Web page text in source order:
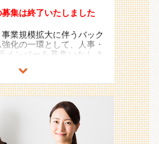
集は終了いたしました
業規模拡大に伴うバック
化の一環として、人事・
メンバーを募集いたしま
事職未経験の方でも、中途
ショナルを目指していた
1名
※本求人にて増員